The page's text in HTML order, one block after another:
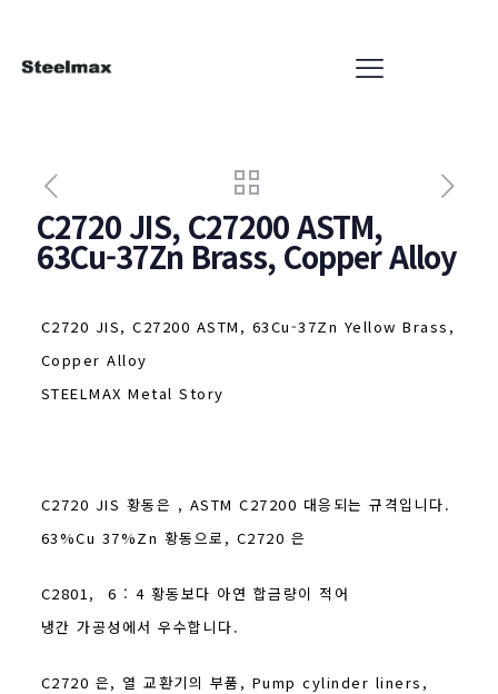
C2720 JIS, C27200 ASTM,
63Cu-37Zn Brass, Copper Alloy
C2720 JIS, C27200 ASTM, 63Cu-37Zn Yellow Brass,
Copper Alloy
STEELMAX Metal Story
C2720 JIS 황동은 , ASTM C27200 대응되는 규격입니다.
63%Cu 37%Zn 황동으로, C2720 은
C2801, 6 : 4 황동보다 아연 합금량이 적어
냉간 가공성에서 우수합니다.
C2720 은, 열 교환기의 부품, Pump cylinder liners,